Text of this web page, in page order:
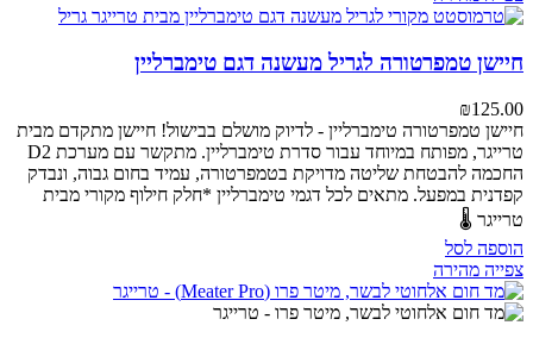
חיישן טמפרטורה לגריל מעשנה דגם טימברליין
₪125.00
חיישן טמפרטורה טימברליין - לדיוק מושלם בבישול! חיישן מתקדם מבית
טרייגר, מפותח במיוחד עבור סדרת טימברליין. מתקשר עם מערכת D2
החכמה להבטחת שליטה מדויקת בטמפרטורה, עמיד בחום גבוה, ונבדק
קפדנית במפעל. מתאים לכל דגמי טימברליין *חלק חילוף מקורי מבית
טרייגר 🌡️
הוספה לסל
צפייה מהירה